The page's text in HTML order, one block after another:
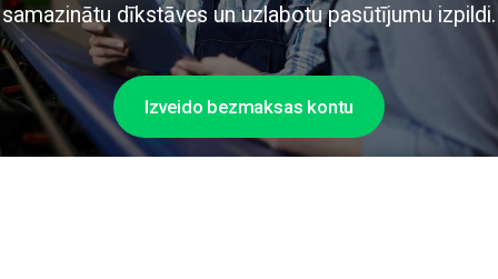
samazinātu dīkstāves un uzlabotu pasūtījumu izpildi.
Izveido bezmaksas kontu